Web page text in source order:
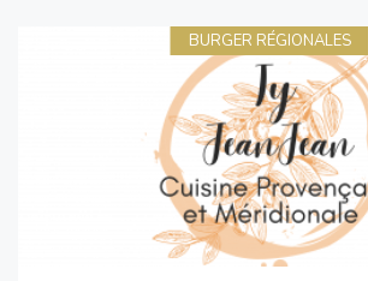
BURGER RÉGIONALES